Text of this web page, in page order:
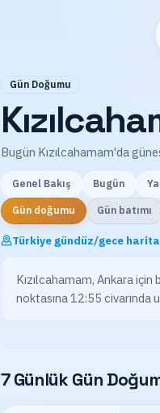
Gün Doğumu
Bugün Kızılcahamam'da
Genel Bakış Bugün
Gün doğumu Gün batımı
Türkiye gündüz/gece
Kızılcahamam, Ankara
noktasına 12:55 civarında
7 Günlük Gün